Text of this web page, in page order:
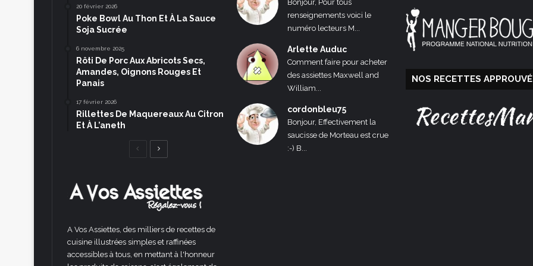
20 février 2026
Poke Bowl Au Thon Et À La Sauce
Soja Sucrée
6 novembre 2025
Rôti De Porc Aux Abricots Secs,
Amandes, Oignons Rouges Et
Panais
17 février 2026
Rillettes De Maquereaux Au Citron
Et À L’aneth
Page
A Vos Assiettes, des milliers de recettes de
cuisine illustrées simples et raffinées
accessibles à tous, en mettant à l'honneur
Bonjour, Pour tous
renseignements voici le
numéro lecteurs M...
Arlette Auduc
Comment faire pour acheter
des assiettes Maxwell and
William...
cordonbleu75
Bonjour, Effectivement la
saucisse de Morteau est crue
:-) B...
NOS RECETTES